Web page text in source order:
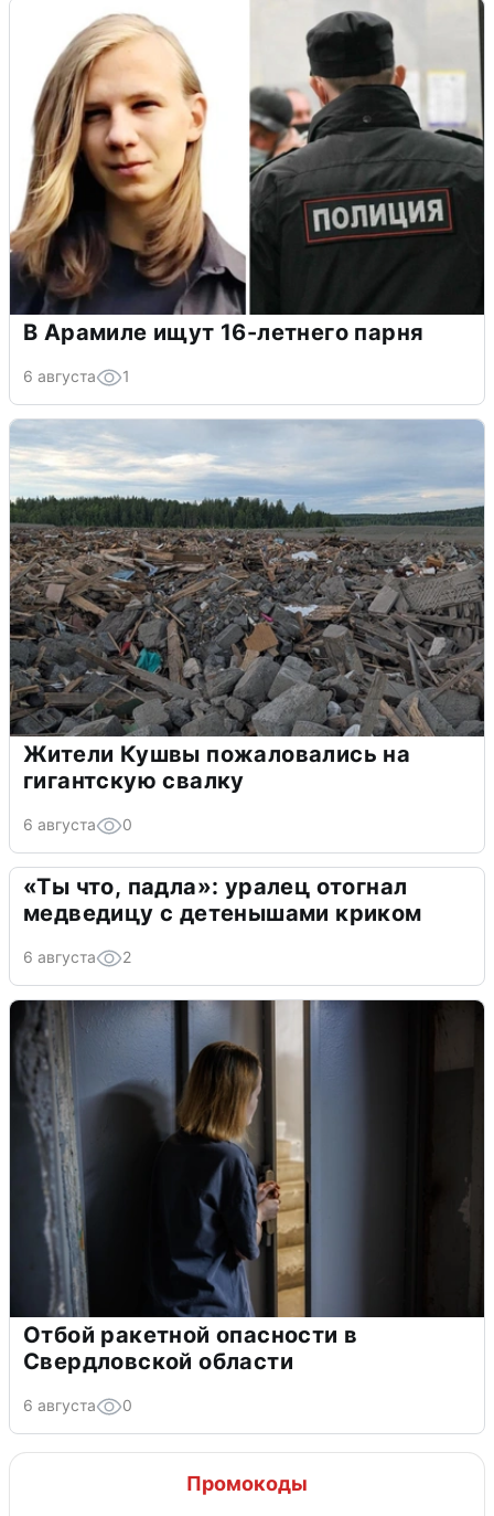
В Арамиле ищут 16-летнего парня
6 августа 1
Жители Кушвы пожаловались на
гигантскую свалку
6 августа 0
«Ты что, падла»: уралец отогнал
медведицу с детенышами криком
6 августа 2
Отбой ракетной опасности в
Свердловской области
6 августа 0
Промокоды